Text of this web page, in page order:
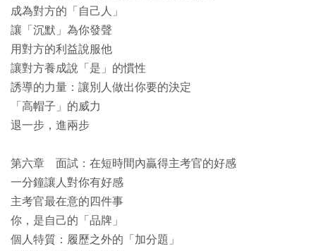
成為對方的「自己人」
讓「沉默」為你發聲
用對方的利益說服他
讓對方養成說「是」的慣性
誘導的力量：讓別人做出你要的決定
「高帽子」的威力
退一步，進兩步
第六章 面試：在短時間內贏得主考官的好感
一分鐘讓人對你有好感
主考官最在意的四件事
你，是自己的「品牌」
個人特質：履歷之外的「加分題」